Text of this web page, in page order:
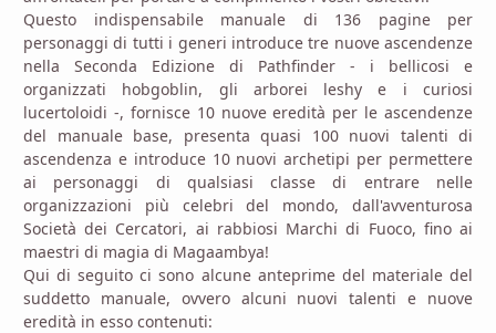
Questo indispensabile manuale di 136 pagine per
personaggi di tutti i generi introduce tre nuove ascendenze
nella Seconda Edizione di Pathfinder - i bellicosi e
organizzati hobgoblin, gli arborei leshy e i curiosi
lucertoloidi -, fornisce 10 nuove eredità per le ascendenze
del manuale base, presenta quasi 100 nuovi talenti di
ascendenza e introduce 10 nuovi archetipi per permettere
ai personaggi di qualsiasi classe di entrare nelle
organizzazioni più celebri del mondo, dall'avventurosa
Società dei Cercatori, ai rabbiosi Marchi di Fuoco, fino ai
maestri di magia di Magaambya!
Qui di seguito ci sono alcune anteprime del materiale del
suddetto manuale, ovvero alcuni nuovi talenti e nuove
eredità in esso contenuti: